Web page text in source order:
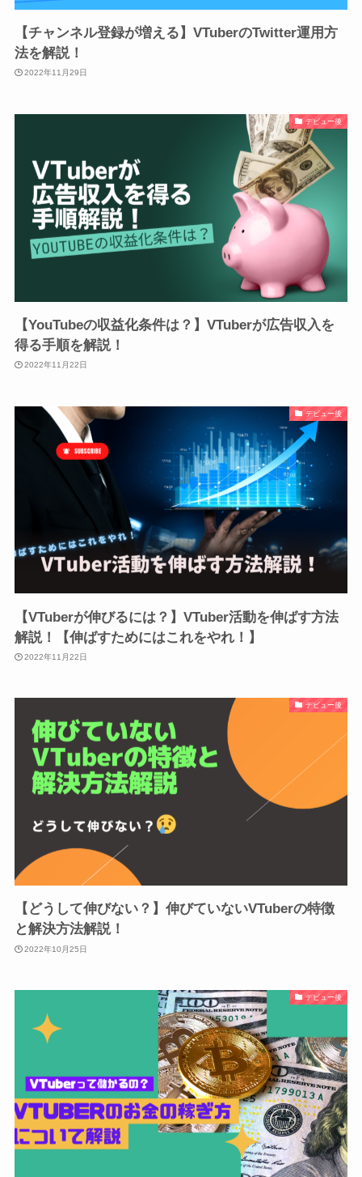
【チャンネル登録が増える】VTuberのTwitter運用方
法を解説！
2022年11月29日
デビュー後
【YouTubeの収益化条件は？】VTuberが広告収入を
得る手順を解説！
2022年11月22日
デビュー後
【VTuberが伸びるには？】VTuber活動を伸ばす方法
解説！【伸ばすためにはこれをやれ！】
2022年11月22日
デビュー後
【どうして伸びない？】伸びていないVTuberの特徴
と解決方法解説！
2022年10月25日
デビュー後